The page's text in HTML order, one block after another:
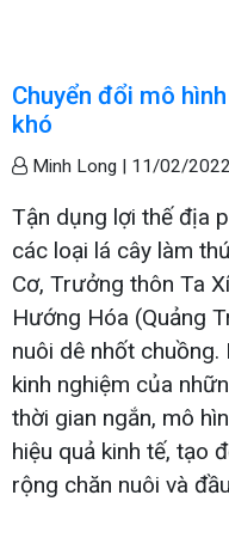
Chuyển đổi mô
khó
Minh Long | 11/02/
Tận dụng lợi thế địa
các loại lá cây làm
Cơ, Trưởng thôn Ta
Hướng Hóa (Quảng
nuôi dê nhốt
kinh nghiệm của
thời gian ngắn, mô
hiệu quả kinh tế, tạo
rộng chăn nuôi và